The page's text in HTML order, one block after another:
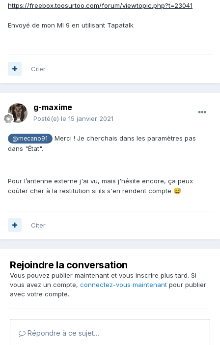
https://freebox.toosurtoo.com/forum/viewtopic.php?t=23041
Envoyé de mon MI 9 en utilisant Tapatalk
Citer
g-maxime
Posté(e) le 15 janvier 2021
@mecano91
Merci ! Je cherchais dans les paramètres pas
dans "État".
Pour l’antenne externe j'ai vu, mais j'hésite encore, ça peux
coûter cher à la restitution si ils s'en rendent compte 😅
Citer
Rejoindre la conversation
Vous pouvez publier maintenant et vous inscrire plus tard. Si
vous avez un compte, connectez-vous maintenant pour publier
avec votre compte.
Répondre à ce sujet…